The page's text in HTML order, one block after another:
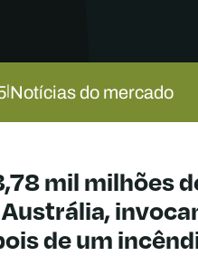
|Notícias do mercado
mil milhões
de um